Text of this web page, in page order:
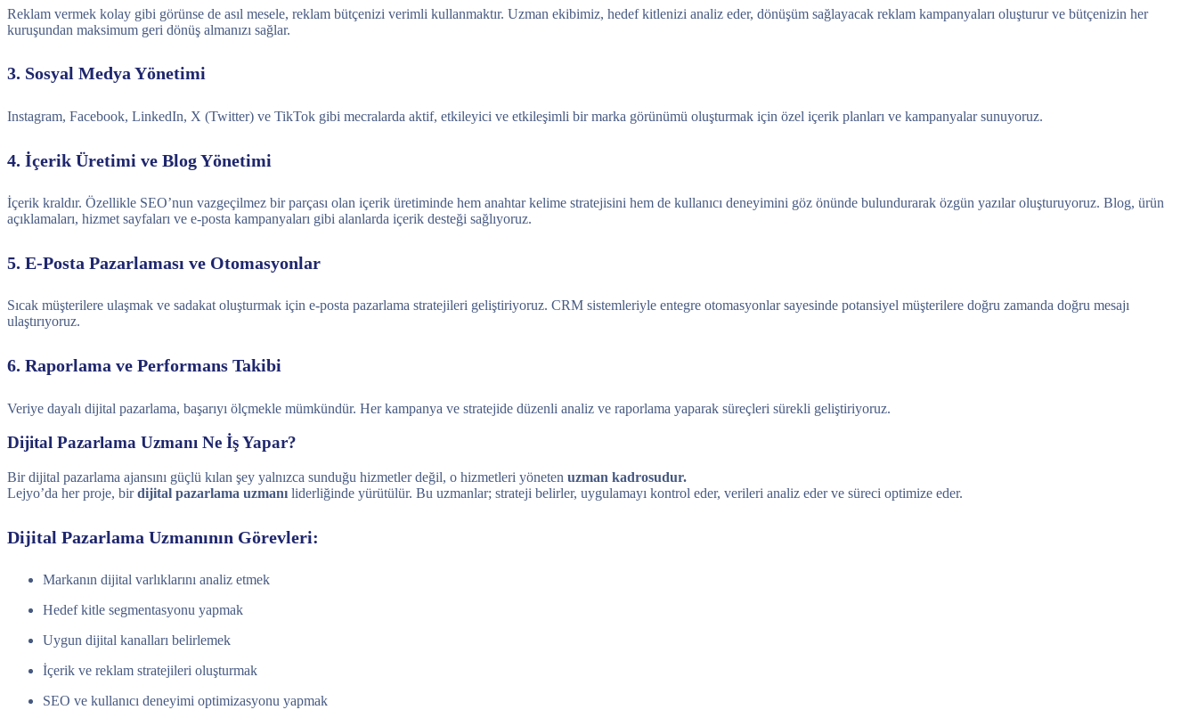
Reklam vermek kolay gibi görünse de asıl mesele, reklam bütçenizi verimli kullanmaktır. Uzman ekibimiz, hedef kitlenizi analiz eder, dönüşüm sağlayacak reklam kampanyaları oluşturur ve bütçenizin her
kuruşundan maksimum geri dönüş almanızı sağlar.
3. Sosyal Medya Yönetimi
Instagram, Facebook, LinkedIn, X (Twitter) ve TikTok gibi mecralarda aktif, etkileyici ve etkileşimli bir marka görünümü oluşturmak için özel içerik planları ve kampanyalar sunuyoruz.
4. İçerik Üretimi ve Blog Yönetimi
İçerik kraldır. Özellikle SEO’nun vazgeçilmez bir parçası olan içerik üretiminde hem anahtar kelime stratejisini hem de kullanıcı deneyimini göz önünde bulundurarak özgün yazılar oluşturuyoruz. Blog, ürün
açıklamaları, hizmet sayfaları ve e-posta kampanyaları gibi alanlarda içerik desteği sağlıyoruz.
5. E-Posta Pazarlaması ve Otomasyonlar
Sıcak müşterilere ulaşmak ve sadakat oluşturmak için e-posta pazarlama stratejileri geliştiriyoruz. CRM sistemleriyle entegre otomasyonlar sayesinde potansiyel müşterilere doğru zamanda doğru mesajı
ulaştırıyoruz.
6. Raporlama ve Performans Takibi
Veriye dayalı dijital pazarlama, başarıyı ölçmekle mümkündür. Her kampanya ve stratejide düzenli analiz ve raporlama yaparak süreçleri sürekli geliştiriyoruz.
Dijital Pazarlama Uzmanı Ne İş Yapar?
Bir dijital pazarlama ajansını güçlü kılan şey yalnızca sunduğu hizmetler değil, o hizmetleri yöneten uzman kadrosudur.
Lejyo’da her proje, birdijital pazarlama uzmanı liderliğinde yürütülür. Bu uzmanlar; strateji belirler, uygulamayı kontrol eder, verileri analiz eder ve süreci optimize eder.
Dijital Pazarlama Uzmanının Görevleri:
Markanın dijital varlıklarını analiz etmek
Hedef kitle segmentasyonu yapmak
Uygun dijital kanalları belirlemek
İçerik ve reklam stratejileri oluşturmak
SEO ve kullanıcı deneyimi optimizasyonu yapmak